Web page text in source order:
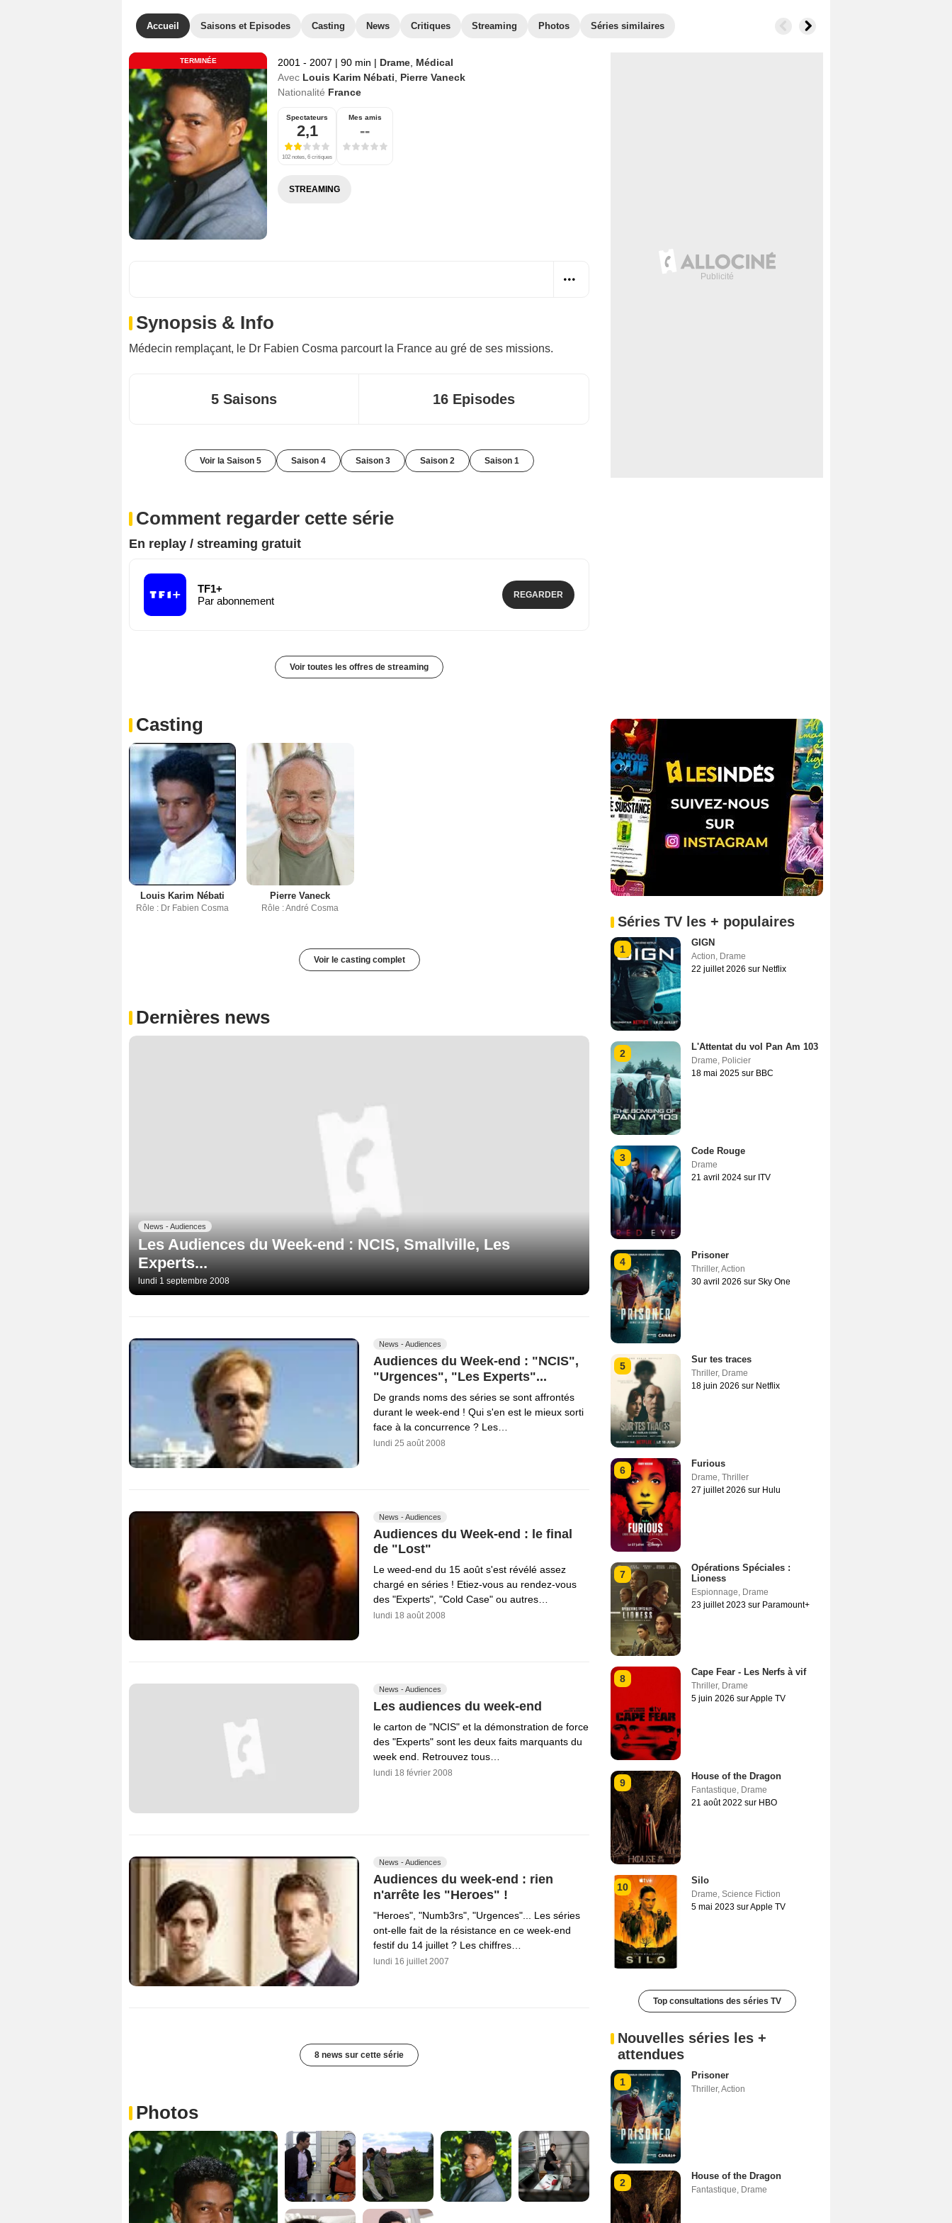
Accueil Saisons et Episodes Casting News Critiques Streaming Photos Séries similaires
TERMINÉE 2001 - 2007 | 90 min | Drame Médical
Avec Louis Karim Nébati
Pierre Vaneck
Nationalité France
Spectateurs
2,1
102 notes, 6 critiques
Mes amis
--
STREAMING
Synopsis & Info
Médecin remplaçant, le Dr Fabien Cosma parcourt la France au gré de ses missions.
5 Saisons 16 Episodes
Voir la Saison 5 Saison 4 Saison 3 Saison 2 Saison 1
Comment regarder cette série
En replay / streaming gratuit
TF1+
Par abonnement
REGARDER
Voir toutes les offres de streaming
Casting
Louis Karim Nébati
Rôle : Dr Fabien Cosma
Pierre Vaneck
Rôle : André Cosma
Voir le casting complet
Dernières news
News - Audiences
Les Audiences du Week-end : NCIS, Smallville, Les
Experts...
lundi 1 septembre 2008
News - Audiences
Audiences du Week-end : "NCIS",
"Urgences", "Les Experts"...
De grands noms des séries se sont affrontés
durant le week-end ! Qui s'en est le mieux sorti
face à la concurrence ? Les…
lundi 25 août 2008
News - Audiences
Audiences du Week-end : le final
de "Lost"
Le weed-end du 15 août s'est révélé assez
chargé en séries ! Etiez-vous au rendez-vous
des "Experts", "Cold Case" ou autres…
lundi 18 août 2008
News - Audiences
Les audiences du week-end
le carton de "NCIS" et la démonstration de force
des "Experts" sont les deux faits marquants du
week end. Retrouvez tous…
lundi 18 février 2008
News - Audiences
Audiences du week-end : rien
n'arrête les "Heroes" !
"Heroes", "Numb3rs", "Urgences"... Les séries
ont-elle fait de la résistance en ce week-end
festif du 14 juillet ? Les chiffres…
lundi 16 juillet 2007
8 news sur cette série
Photos
Séries TV les + populaires
1
GIGN
Action, Drame
22 juillet 2026 sur Netflix
2
L'Attentat du vol Pan Am 103
Drame, Policier
18 mai 2025 sur BBC
3
Code Rouge
Drame
21 avril 2024 sur ITV
4
Prisoner
Thriller,Action
30 avril 2026 sur Sky One
5
Sur tes traces
Thriller, Drame
18 juin 2026 sur Netflix
6
Furious
Drame, Thriller
27 juillet 2026 sur Hulu
7
Opérations Spéciales :
Lioness
Espionnage, Drame
23 juillet 2023 sur Paramount+
8
Cape Fear - Les Nerfs à vif
Thriller, Drame
5 juin 2026 sur Apple TV
9
House of the Dragon
Fantastique, Drame
21 août 2022 sur HBO
10
Silo
Drame, Science Fiction
5 mai 2023 sur Apple TV
Top consultations des séries TV
Nouvelles séries les +
attendues
1
Prisoner
Thriller,Action
2
House of the Dragon
Fantastique, Drame